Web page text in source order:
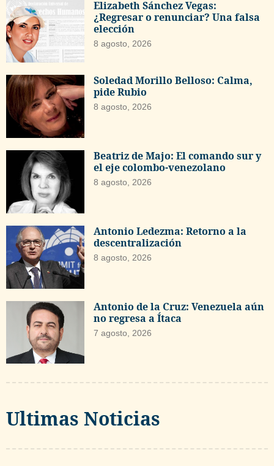
Elizabeth Sánchez Vegas:
¿Regresar o renunciar? Una falsa
elección
8 agosto, 2026
Soledad Morillo Belloso: Calma,
pide Rubio
8 agosto, 2026
Beatriz de Majo: El comando sur y
el eje colombo-venezolano
8 agosto, 2026
Antonio Ledezma: Retorno a la
descentralización
8 agosto, 2026
Antonio de la Cruz: Venezuela aún
no regresa a Ítaca
7 agosto, 2026
Ultimas Noticias